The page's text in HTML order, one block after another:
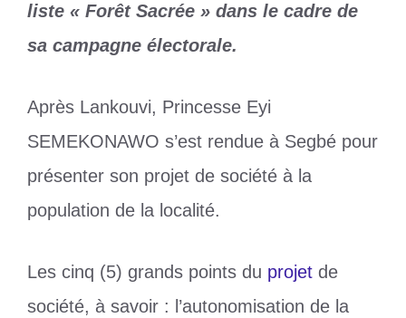
liste « Forêt Sacrée » dans le cadre de
sa campagne électorale.
Après Lankouvi, Princesse Eyi
SEMEKONAWO s’est rendue à Segbé pour
présenter son projet de société à la
population de la localité.
Les cinq (5) grands points du projet de
société, à savoir : l’autonomisation de la